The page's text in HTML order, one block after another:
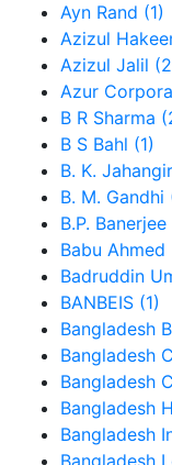
Ayn Rand (1)
Azizul
Azizul Jalil
Azur
B R Sharma
B S Bahl (1)
B. K.
B. M. Gandhi
B.P. Banerjee
Babu Ahmed
Badruddin
BANBEIS (1)
Bangladesh
Bangladesh
Bangladesh
Bangladesh
Bangladesh
Bangladesh